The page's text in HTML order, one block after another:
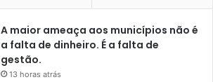
A maior ameaça aos municípios não é
a falta de dinheiro. É a falta de
gestão.
13 horas atrás